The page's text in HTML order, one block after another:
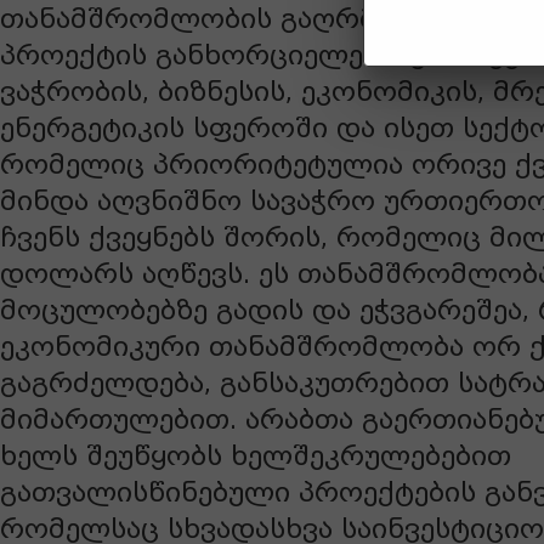
თანამშრომლობის გაღრმავება და
პროექტის განხორციელება.
ვაჭრობის, ბიზნესის, ეკონომიკის,
ენერგეტიკის სფეროში და ისეთ
რომელიც პრიორიტეტულია ორივე
მინდა აღვნიშნო სავაჭრო
ჩვენს ქვეყნებს შორის, რომელიც
დოლარს აღწევს. ეს
მოცულობებზე გადის და
ეკონომიკური თანამშრომლობა ორ
გაგრძელდება, განსაკუთრებით
მიმართულებით. არაბთა
ხელს შეუწყობს ხელშეკრულებებით
გათვალისწინებული პროექტების
რომელსაც სხვადასხვა